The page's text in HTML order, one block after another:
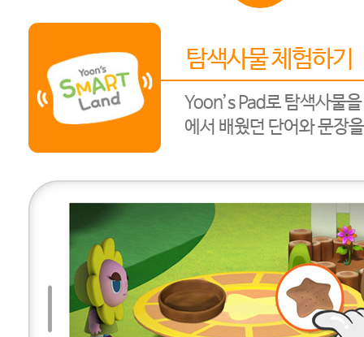
탐색사물 체험하기
Yoon’s Pad로 탐색사물
에서 배웠던 단어와 문장